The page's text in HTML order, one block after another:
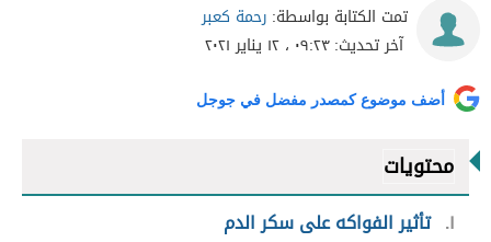
تمت الكتابة بواسطة: رحمة كعبر
آخر تحديث:٠٩:٢٣ ، ١٢ يناير ٢٠٢١
أضف موضوع كمصدر مفضل في جوجل
محتويات
١ تأثير الفواكه على سكر الدم